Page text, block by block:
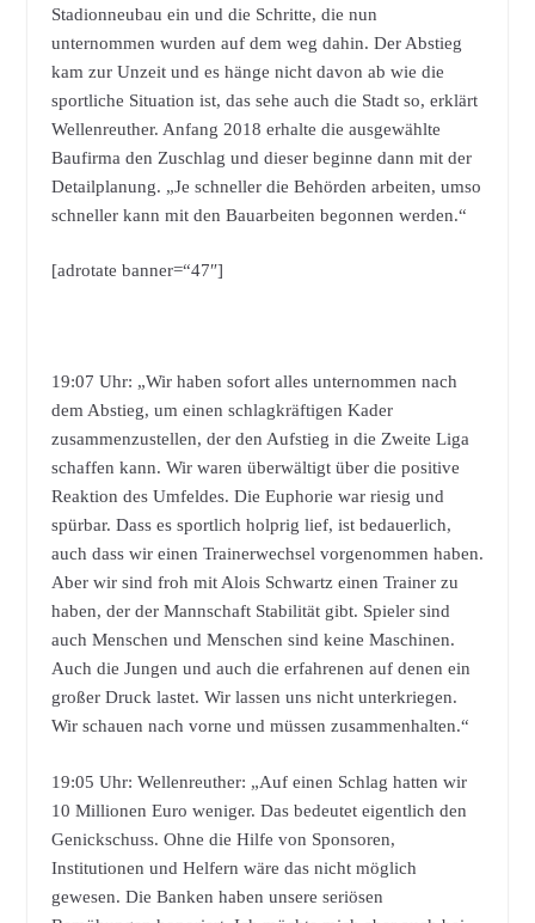
Stadionneubau ein und die Schritte, die nun
unternommen wurden auf dem weg dahin. Der Abstieg
kam zur Unzeit und es hänge nicht davon ab wie die
sportliche Situation ist, das sehe auch die Stadt so, erklärt
Wellenreuther. Anfang 2018 erhalte die ausgewählte
Baufirma den Zuschlag und dieser beginne dann mit der
Detailplanung. „Je schneller die Behörden arbeiten, umso
schneller kann mit den Bauarbeiten begonnen werden.“
[adrotate banner=“47″]
19:07 Uhr: „Wir haben sofort alles unternommen nach
dem Abstieg, um einen schlagkräftigen Kader
zusammenzustellen, der den Aufstieg in die Zweite Liga
schaffen kann. Wir waren überwältigt über die positive
Reaktion des Umfeldes. Die Euphorie war riesig und
spürbar. Dass es sportlich holprig lief, ist bedauerlich,
auch dass wir einen Trainerwechsel vorgenommen haben.
Aber wir sind froh mit Alois Schwartz einen Trainer zu
haben, der der Mannschaft Stabilität gibt. Spieler sind
auch Menschen und Menschen sind keine Maschinen.
Auch die Jungen und auch die erfahrenen auf denen ein
großer Druck lastet. Wir lassen uns nicht unterkriegen.
Wir schauen nach vorne und müssen zusammenhalten.“
19:05 Uhr: Wellenreuther: „Auf einen Schlag hatten wir
10 Millionen Euro weniger. Das bedeutet eigentlich den
Genickschuss. Ohne die Hilfe von Sponsoren,
Institutionen und Helfern wäre das nicht möglich
gewesen. Die Banken haben unsere seriösen